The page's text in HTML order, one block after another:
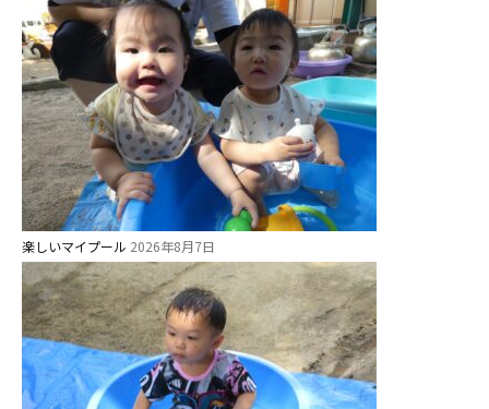
楽しいマイプール 2026年8月7日